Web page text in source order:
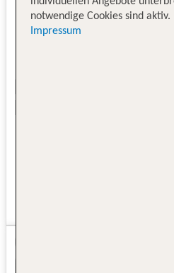
notwendige Cookies sind aktiv.
Impressum